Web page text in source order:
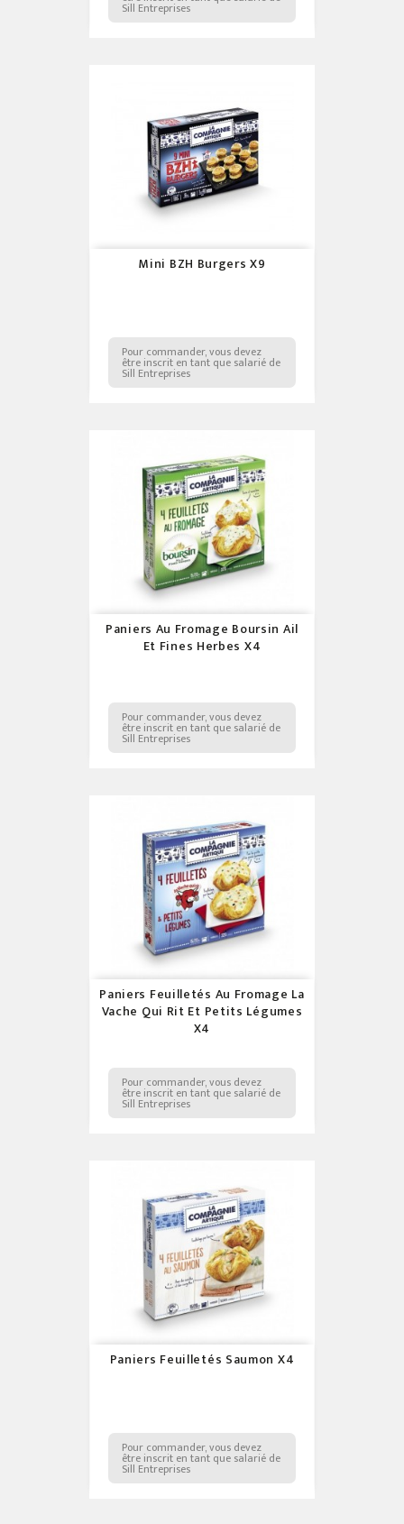
Sill Entreprises
Mini BZH Burgers X9
Pour commander, vous devez
être inscrit en tant que salarié de
Sill Entreprises
Paniers Au Fromage Boursin Ail
Et Fines Herbes X4
Pour commander, vous devez
être inscrit en tant que salarié de
Sill Entreprises
Paniers Feuilletés Au Fromage La
Vache Qui Rit Et Petits Légumes
X4
Pour commander, vous devez
être inscrit en tant que salarié de
Sill Entreprises
Paniers Feuilletés Saumon X4
Pour commander, vous devez
être inscrit en tant que salarié de
Sill Entreprises